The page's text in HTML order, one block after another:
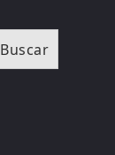
Buscar